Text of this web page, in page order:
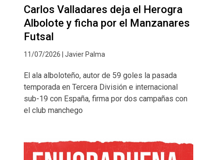
Carlos Valladares deja el Herogra
Albolote y ficha por el Manzanares
Futsal
11/07/2026 | Javier Palma
El ala alboloteño, autor de 59 goles la pasada
temporada en Tercera División e internacional
sub-19 con España, firma por dos campañas con
el club manchego